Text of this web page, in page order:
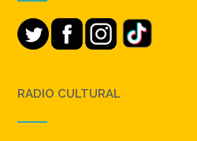
RADIO CULTURAL